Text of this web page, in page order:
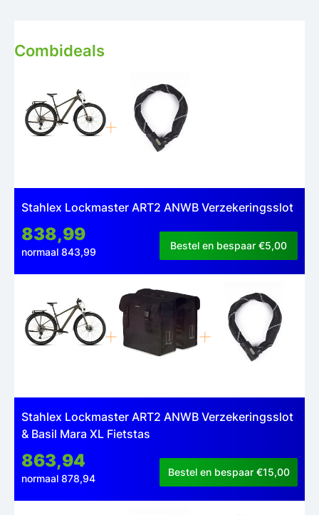
Combideals
Stahlex Lockmaster ART2 ANWB Verzekeringsslot
838,99
normaal 843,99
Bestel en bespaar €5,00
Stahlex Lockmaster ART2 ANWB Verzekeringsslot
& Basil Mara XL Fietstas
863,94
normaal 878,94
Bestel en bespaar €15,00